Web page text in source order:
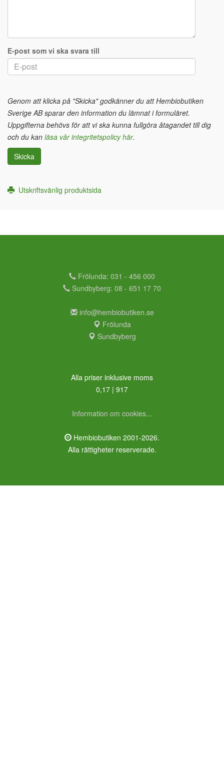
E-post som vi ska svara till
Genom att klicka på "Skicka" godkänner du att Hembiobutiken
Sverige AB sparar den information du lämnat i formuläret.
Uppgifterna behövs för att vi ska kunna fullgöra åtagandet till dig
och du kan läsa vår integritetspolicy här.
Skicka
Utskriftsvänlig produktsida
Frölunda: 031 - 456 000
Sundbyberg: 08 - 651 17 70
info@hembiobutiken.se
Frölunda
Sundbyberg
Alla priser inklusive moms
0,17 | 917
Information om cookies...
Hembiobutiken 2001-2026.
Alla rättigheter reserverade.